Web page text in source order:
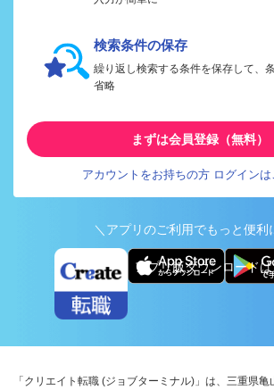
検索条件の保存
繰り返し検索する条件を保存して、
省略
まずは会員登録（無料）
アカウントをお持ちの方 ログインは
＼アプリのご利用でもっと便利
アプリ版ダウンロード
「クリエイト転職 (ジョブターミナル)」は、三重県